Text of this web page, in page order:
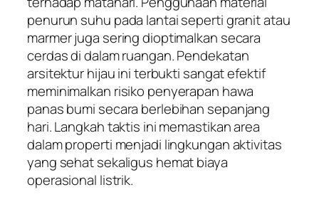
penurun suhu pada lantai seperti granit atau
marmer juga sering dioptimalkan secara
cerdas di dalam ruangan. Pendekatan
arsitektur hijau ini terbukti sangat efektif
meminimalkan risiko penyerapan hawa
panas bumi secara berlebihan sepanjang
hari. Langkah taktis ini memastikan area
dalam properti menjadi lingkungan aktivitas
yang sehat sekaligus hemat biaya
operasional listrik.